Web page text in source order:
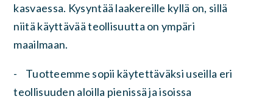
kasvaessa. Kysyntää laakereille kyllä on, sillä
niitä käyttävää teollisuutta on ympäri
maailmaan.
- Tuotteemme sopii käytettäväksi useilla eri
teollisuuden aloilla pienissä ja isoissa